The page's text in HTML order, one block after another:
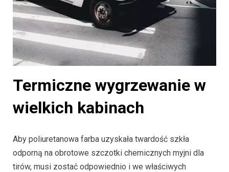
Termiczne wygrzewanie w
wielkich kabinach
Aby poliuretanowa farba uzyskała twardość szkła
odporną na obrotowe szczotki chemicznych myjni dla
tirów, musi zostać odpowiednio i we właściwych